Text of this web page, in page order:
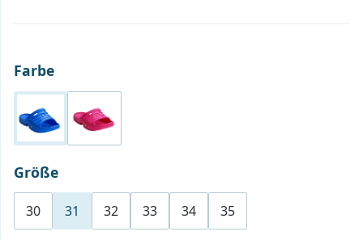
Farbeauswählen
blau pink
Größeauswählen
30 31 32 33 34 35